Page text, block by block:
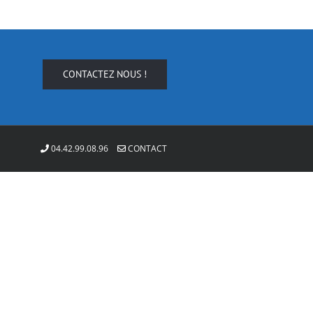
CONTACTEZ NOUS !
04.42.99.08.96 CONTACT